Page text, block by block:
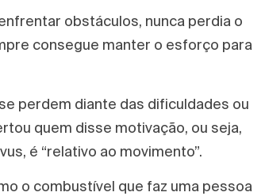
obstáculos, nunca perdia o
consegue manter o esforço para
perdem diante das dificuldades ou
quem disse motivação, ou seja,
é “relativo ao movimento”.
o combustível que faz uma pessoa